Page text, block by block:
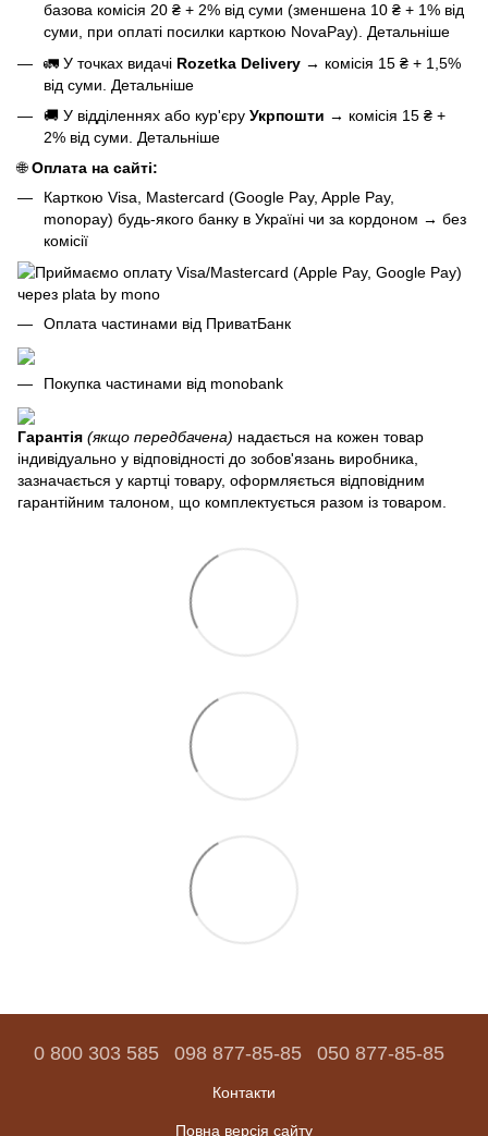
базова комісія 20 ₴ + 2% від суми (зменшена 10 ₴ + 1% від
суми, при оплаті посилки карткою NovaPay). Детальніше
🚛 У точках видачі Rozetka Delivery → комісія 15 ₴ + 1,5%
від суми. Детальніше
🚚 У відділеннях або кур'єру Укрпошти → комісія 15 ₴ +
2% від суми. Детальніше
🌐Оплата на сайті:
Карткою Visa, Mastercard (Google Pay, Apple Pay,
monopay) будь-якого банку в Україні чи за кордоном → без
комісії
Оплата частинами від ПриватБанк
Покупка частинами від monobank
Гарантія (якщо передбачена) надається на кожен товар
індивідуально у відповідності до зобов'язань виробника,
зазначається у картці товару, оформляється відповідним
гарантійним талоном, що комплектується разом із товаром.
0 800 303 585 098 877-85-85 050 877-85-85
Контакти
Повна версія сайту